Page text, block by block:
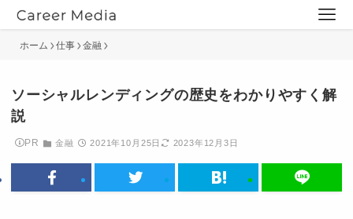
ホーム 仕事 金融
ソーシャルレンディングの歴史をわかりやすく解
説
PR 金融 2021年10月25日 2023年12月3日